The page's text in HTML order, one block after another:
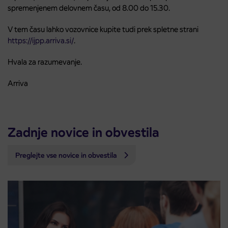
spremenjenem delovnem času, od 8.00 do 15.30.
V tem času lahko vozovnice kupite tudi prek spletne strani
https://ijpp.arriva.si/.
Hvala za razumevanje.
Arriva
Zadnje novice in obvestila
Preglejte vse novice in obvestila